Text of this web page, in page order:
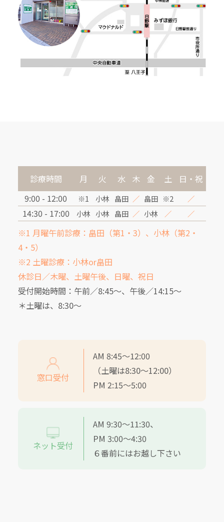
尚71番開始時刻については、休憩時間に入
る時点でアイチケットに掲載致します。ご迷
惑をおかけ致しますが、よろしくお願い致
します。
診療時間 月 火 水 木 金 土
日・祝
9:00 - 12:00
※1 小林 畠田 ／ 畠田 ※2 ／
14:30 - 17:00 小林 小林 畠田 ／ 小林 ／ ／
※1 月曜午前診療：畠田（第1・3）、小林（第2・
4・5）
※2 土曜診療：小林or畠田
休診日／木曜、土曜午後、日曜、祝日
受付開始時間：午前／8:45～、午後／14:15～
＊土曜は、8:30～
窓口受付
AM 8:45～12:00
（土曜は8:30～12:00）
PM 2:15～5:00
ネット受付
AM 9:30～11:30、
PM 3:00～4:30
６番前にはお越し下さい